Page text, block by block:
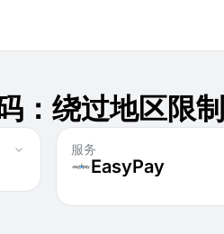
：绕过地区限制
服务
EasyPay